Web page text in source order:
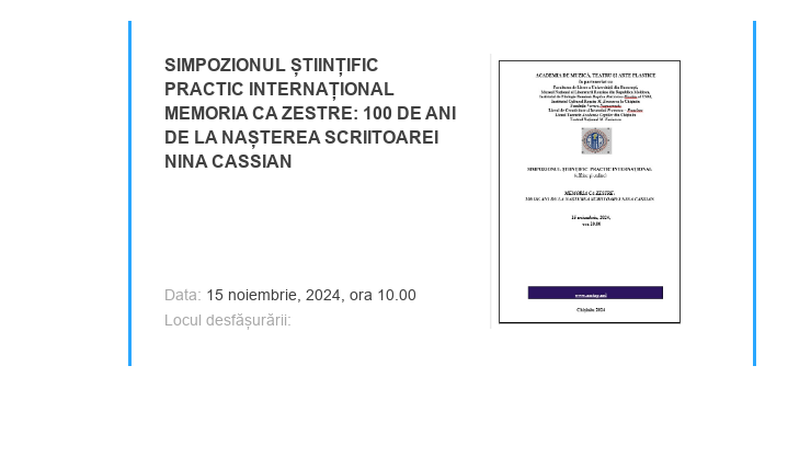
SIMPOZIONUL ȘTIINȚIFIC
PRACTIC INTERNAȚIONAL
MEMORIA CA ZESTRE: 100 DE ANI
DE LA NAȘTEREA SCRIITOAREI
NINA CASSIAN
Data: 15 noiembrie, 2024, ora 10.00
Locul desfășurării: